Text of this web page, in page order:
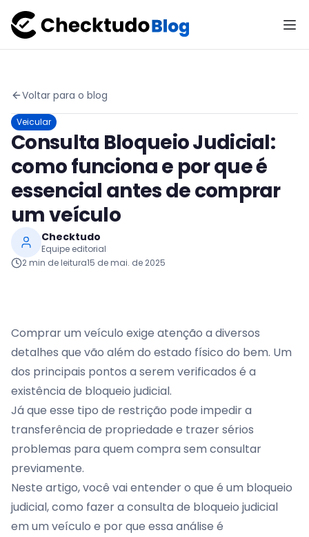
Voltar para o blog
Veicular
Consulta Bloqueio Judicial:
como funciona e por que é
essencial antes de comprar
um veículo
Checktudo
Equipe editorial
2 min de leitura15 de mai. de 2025
Comprar um veículo exige atenção a diversos
detalhes que vão além do estado físico do bem. Um
dos principais pontos a serem verificados é a
existência de bloqueio judicial.
Já que esse tipo de restrição pode impedir a
transferência de propriedade e trazer sérios
problemas para quem compra sem consultar
previamente.
Neste artigo, você vai entender o que é um bloqueio
judicial, como fazer a consulta de bloqueio judicial
em um veículo e por que essa análise é